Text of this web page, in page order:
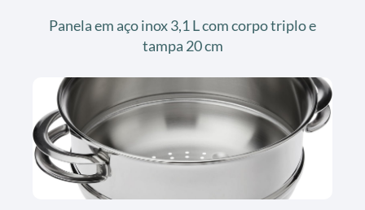
Panela em aço inox 3,1 L com corpo triplo e
tampa 20 cm